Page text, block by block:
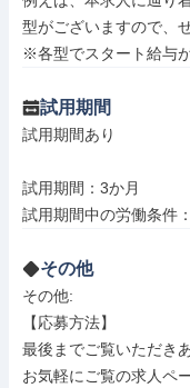
型がございますので、
※各型でスタート給与
試用期間
試用期間あり
試用期間：3か月
試用期間中の労働条件
その他
その他:
【応募方法】
最後までご覧いただき
お気軽にご覧の求人ペ